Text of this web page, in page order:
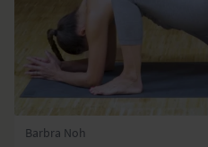
Barbra Noh